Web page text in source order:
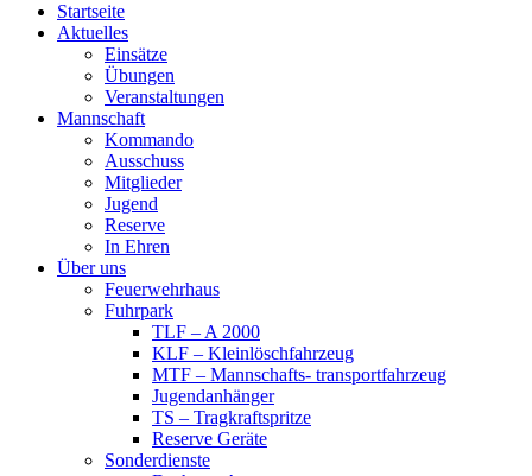
Startseite
Aktuelles
Einsätze
Übungen
Veranstaltungen
Mannschaft
Kommando
Ausschuss
Mitglieder
Jugend
Reserve
In Ehren
Über uns
Feuerwehrhaus
Fuhrpark
TLF – A 2000
KLF – Kleinlöschfahrzeug
MTF – Mannschafts- transportfahrzeug
Jugendanhänger
TS – Tragkraftspritze
Reserve Geräte
Sonderdienste